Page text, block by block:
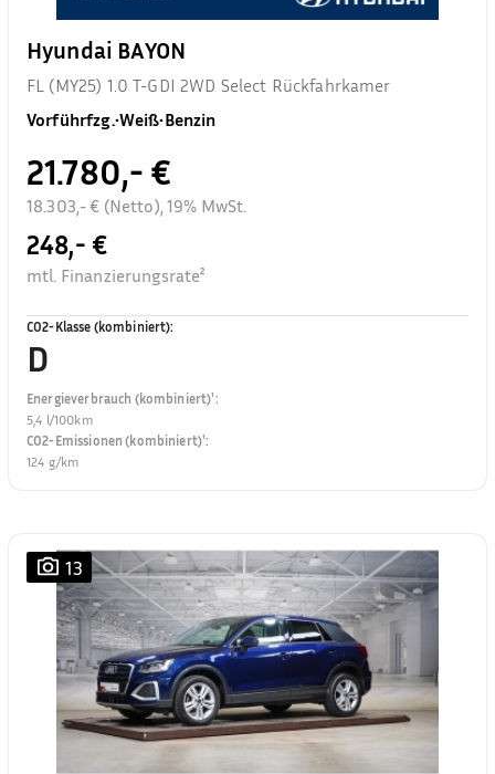
Hyundai BAYON
FL (MY25) 1.0 T-GDI 2WD Select Rückfahrkamer
Vorführfzg.•Weiß•Benzin
21.780,- €
18.303,- € (Netto), 19% MwSt.
248,- €
mtl. Finanzierungsrate²
CO2-Klasse (kombiniert):
D
Energieverbrauch (kombiniert)¹:
5,4 l/100km
CO2-Emissionen (kombiniert)¹:
124 g/km
13